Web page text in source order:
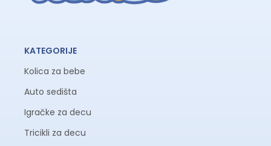
KATEGORIJE
Kolica za bebe
Auto sedišta
Igračke za decu
Tricikli za decu